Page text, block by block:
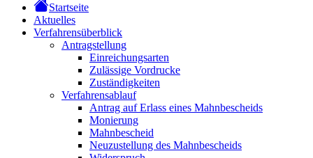
Startseite
Aktuelles
Verfahrensüberblick
Antragstellung
Einreichungsarten
Zulässige Vordrucke
Zuständigkeiten
Verfahrensablauf
Antrag auf Erlass eines Mahnbescheids
Monierung
Mahnbescheid
Neuzustellung des Mahnbescheids